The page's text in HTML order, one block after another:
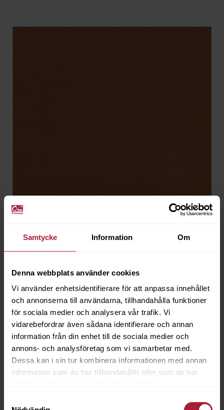
Samtycke Information Om
Denna webbplats använder cookies
Vi använder enhetsidentifierare för att anpassa innehållet
och annonserna till användarna, tillhandahålla funktioner
för sociala medier och analysera vår trafik. Vi
vidarebefordrar även sådana identifierare och annan
information från din enhet till de sociala medier och
annons- och analysföretag som vi samarbetar med.
Dessa kan i sin tur kombinera informationen med annan
information som du har tillhandahållit eller som de har
Naturale Cognac
NLE-2808
Beställningsvara